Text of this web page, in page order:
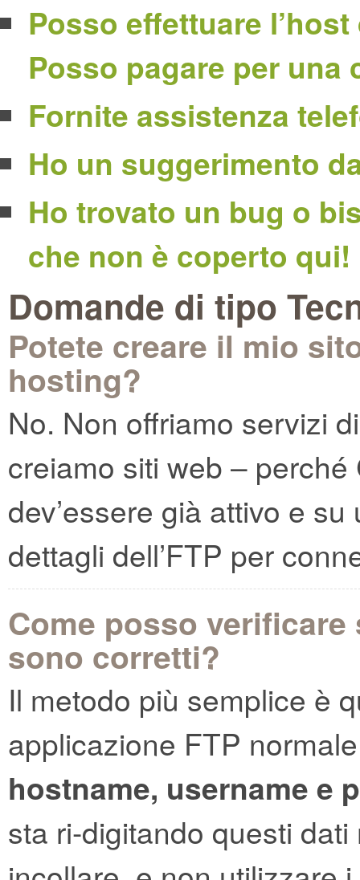
Posso effettuare
Posso pagare per una
Fornite assistenza
Ho un suggerimento
Ho trovato un bug o
che non è coperto qui!
Domande di tipo
Potete creare il mio
hosting?
No. Non offriamo servizi
creiamo siti web –
dev’essere già attivo e
dettagli dell’FTP per
Come posso
sono corretti?
Il metodo più semplice è
applicazione FTP
hostname, username e
sta ri-digitando questi